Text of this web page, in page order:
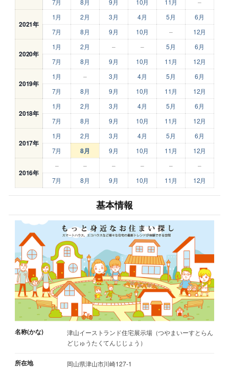
7月
8月 9月 10月 11月 –
2021年
1月 2月 3月 4月 5月
6月
7月
8月 9月 10月 – 12月
2020年
1月 2月 – – 5月
6月
7月
8月 9月 10月 11月 12月
2019年
1月 – 3月 4月 5月
6月
7月
8月 9月 10月 11月 12月
2018年
1月 2月 3月 4月 5月
6月
7月
8月 9月 10月 11月 12月
2017年
1月 2月 3月 4月 5月
6月
7月
8月 9月 10月 11月 12月
2016年
– – – – –
–
7月
8月 9月 10月 11月 12月
基本情報
名称(かな)
津山イーストランド住宅展示場（つやまいーすとらん
どじゅうたくてんじじょう）
所在地 岡山県津山市川崎127-1